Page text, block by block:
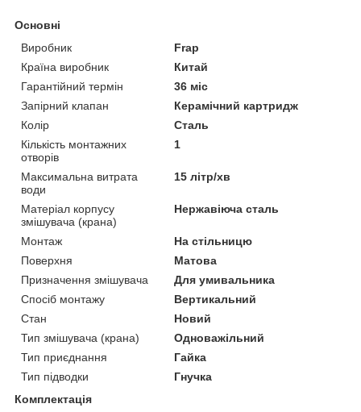
Основні
Виробник
Frap
Країна виробник
Китай
Гарантійний термін
36 міс
Запірний клапан
Керамічний картридж
Колір
Сталь
Кількість монтажних
отворів
1
Максимальна витрата
води
15 літр/хв
Матеріал корпусу
змішувача (крана)
Нержавіюча сталь
Монтаж
На стільницю
Поверхня
Матова
Призначення змішувача
Для умивальника
Спосіб монтажу
Вертикальний
Стан
Новий
Тип змішувача (крана)
Одноважільний
Тип приєднання
Гайка
Тип підводки
Гнучка
Комплектація